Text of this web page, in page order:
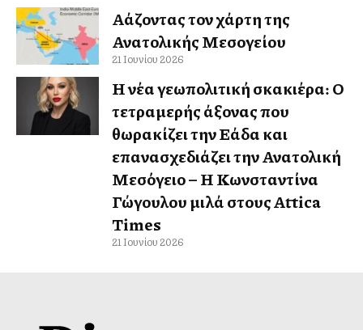
Αλλάζοντας τον χάρτη της
Ανατολικής Μεσογείου
21 Ιουνίου 2026
Η νέα γεωπολιτική σκακιέρα: Ο
τετραμερής άξονας που
θωρακίζει την Ελλάδα και
επανασχεδιάζει την Ανατολική
Μεσόγειο – Η Κωνσταντίνα
Γώγουλου μιλά στους Attica
Times
21 Ιουνίου 2026